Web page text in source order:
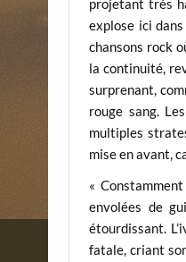
projetant très
explose ici
chansons rock
la continuité,
surprenant,
rouge sang.
multiples
mise en avant,
«
envolées de
étourdissant.
fatale, criant